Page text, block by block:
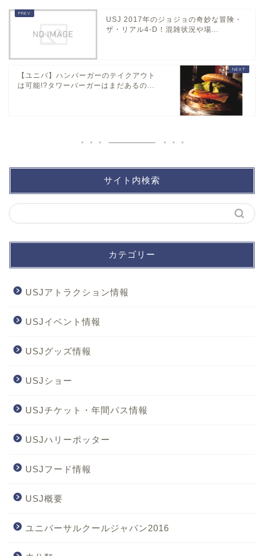
USJ 2017年のジョジョの奇妙な冒険・
ザ・リアル4-D！混雑状況や場...
【ユニバ】ハンバーガーのテイクアウト
は可能!?タワーバーガーはまだあるの...
サイト内検索
カテゴリー
USJアトラクション情報
USJイベント情報
USJグッズ情報
USJショー
USJチケット・年間パス情報
USJハリーポッター
USJフード情報
USJ概要
ユニバーサルクールジャパン2016